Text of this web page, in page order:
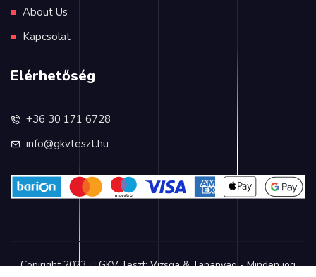
About Us
Kapcsolat
Elérhetőség
+36 30 171 6728
info@gkvteszt.hu
Copiright 2023© GKV Teszt: Vizsga & Tananyag - Minden jog